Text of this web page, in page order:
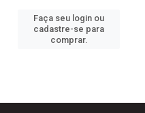
Faça seu login ou
cadastre-se para
comprar.